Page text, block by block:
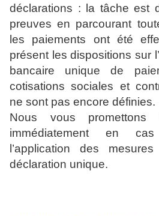
déclarations : la tâche est
preuves en parcourant
les paiements ont été
présent les dispositions sur
bancaire unique de
cotisations sociales et
ne sont pas encore définies.
Nous vous
immédiatement en
l’application des
déclaration unique.